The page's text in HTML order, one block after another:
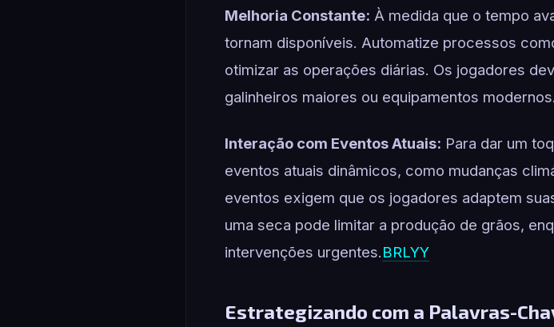
Melhoria Constante: À medida que o tempo
tornam disponíveis. Automatize processos
otimizar as operações diárias. Os jogadores
galinheiros maiores ou equipamentos modernos.
Interação com Eventos Atuais: Para dar um
eventos atuais dinâmicos, como mudanças
eventos exigem que os jogadores adaptem
uma seca pode limitar a produção de grãos,
intervenções urgentes.BRLYY
Estrategizando com a Palavras-